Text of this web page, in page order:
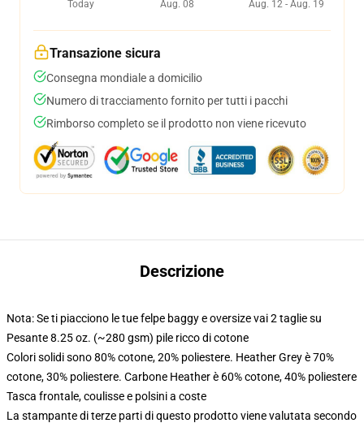
Today
Aug. 08
Aug. 12 - Aug. 19
Transazione sicura
Consegna mondiale a domicilio
Numero di tracciamento fornito per tutti i pacchi
Rimborso completo se il prodotto non viene ricevuto
Descrizione
Nota: Se ti piacciono le tue felpe baggy e oversize vai 2 taglie su
Pesante 8.25 oz. (~280 gsm) pile ricco di cotone
Colori solidi sono 80% cotone, 20% poliestere. Heather Grey è 70%
cotone, 30% poliestere. Carbone Heather è 60% cotone, 40% poliestere
Tasca frontale, coulisse e polsini a coste
La stampante di terze parti di questo prodotto viene valutata secondo